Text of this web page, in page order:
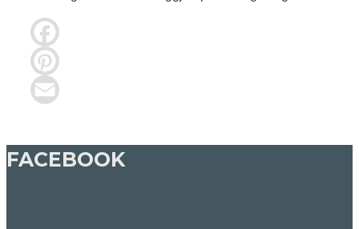
FACEBOOK